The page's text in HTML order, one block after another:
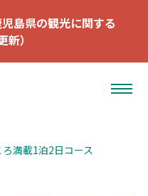
島県の観光に関する
）
満載1泊2日コース